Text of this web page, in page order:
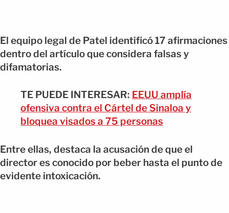
El equipo legal de Patel identificó 17 afirmaciones
dentro del artículo que considera falsas y
difamatorias.
TE PUEDE INTERESAR: EEUU amplía
ofensiva contra el Cártel de Sinaloa y
bloquea visados a 75 personas
Entre ellas, destaca la acusación de que el
director es conocido por beber hasta el punto de
evidente intoxicación.